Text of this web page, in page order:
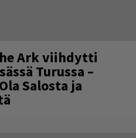
Ark viihdytti
Turussa –
Salosta ja